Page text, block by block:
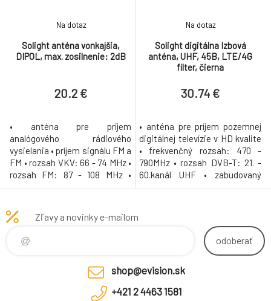
Solight anténa vonkajšia,
DIPOL, max. zosilnenie: 2dB
Na dotaz
20.2 €
• anténa pre príjem
analógového rádiového
vysielania • príjem signálu FM a
FM • rozsah VKV: 66 - 74 MHz •
rozsah FM: 87 - 108 MHz •
maximálny zisk antény: 2dB
úchyt na zvislý/vodorovný
držiak, stožiar, zábradlie •
výstup: koax konektor,
impedancia: 75 Ohm • anténa
pripravená k inštaláci
Solight digitálna Izbová
anténa, UHF, 45B, LTE/4G
filter, čierna
Na dotaz
30.74 €
• anténa pre príjem pozemnej
digitálnej televízie v HD kvalite
• frekvenčný rozsah: 470 -
790MHz • rozsah DVB-T: 21. -
60.kanál UHF • zabudovaný
zosilňovač • zabudovaný
koax. konektor, impedancia:
75Ohm • horizontálna
polarizácia • napájanie AC/DC
adaptérom (
Zľavy a novinky e-mailom
odoberať
shop@evision.sk
+421 2 4463 1581